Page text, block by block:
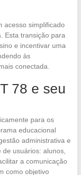
acesso simplificado
Esta transição para
e incentivar uma
às
conectada.
78 e seu
para os
educacional
administrativa e
usuários: alunos,
a comunicação
como objetivo